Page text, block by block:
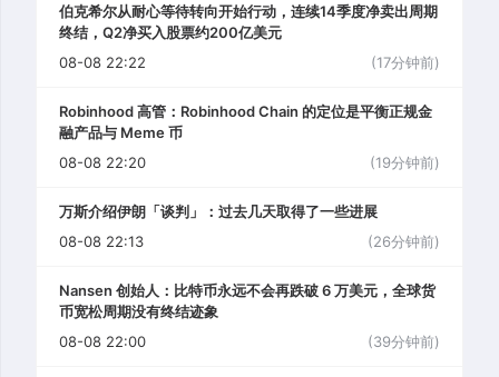
伯克希尔从耐心等待转向开始行动，连续14季度净卖出周期
终结，Q2净买入股票约200亿美元
08-08 22:22
(17分钟前)
Robinhood 高管：Robinhood Chain 的定位是平衡正规金
融产品与 Meme 币
08-08 22:20
(19分钟前)
万斯介绍伊朗「谈判」：过去几天取得了一些进展
08-08 22:13
(26分钟前)
Nansen 创始人：比特币永远不会再跌破 6 万美元，全球货
币宽松周期没有终结迹象
08-08 22:00
(39分钟前)